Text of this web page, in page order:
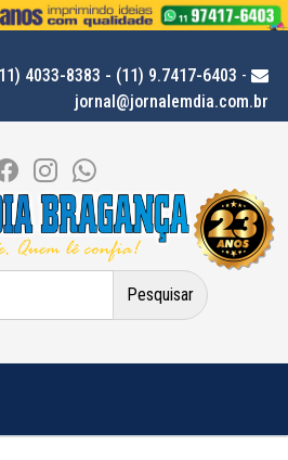
4033-8383 - (11) 9.7417-6403 -
jornal@jornalemdia.com.br